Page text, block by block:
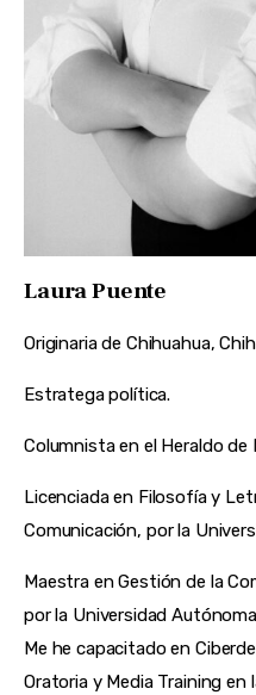
Laura Puente
Originaria de Chihuahua,
Estratega política.
Columnista en el Heraldo de
Licenciada en Filosofía y
Comunicación, por la
Maestra en Gestión de la
por la Universidad
Me he capacitado en
Oratoria y Media Training en